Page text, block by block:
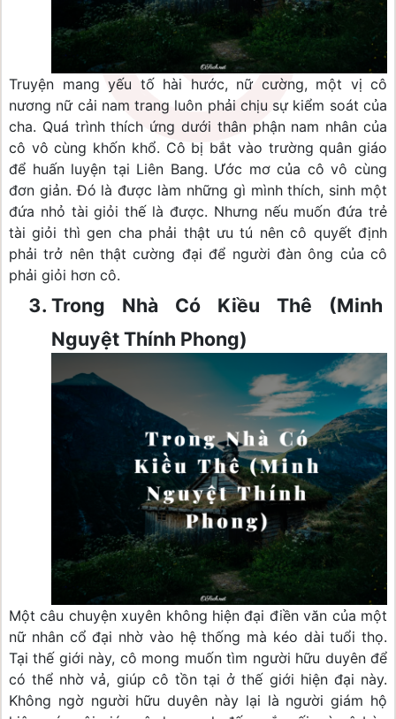
Truyện mang yếu tố hài hước, nữ cường, một vị cô
nương nữ cải nam trang luôn phải chịu sự kiểm soát của
cha. Quá trình thích ứng dưới thân phận nam nhân của
cô vô cùng khốn khổ. Cô bị bắt vào trường quân giáo
để huấn luyện tại Liên Bang. Ước mơ của cô vô cùng
đơn giản. Đó là được làm những gì mình thích, sinh một
đứa nhỏ tài giỏi thế là được. Nhưng nếu muốn đứa trẻ
tài giỏi thì gen cha phải thật ưu tú nên cô quyết định
phải trở nên thật cường đại để người đàn ông của cô
phải giỏi hơn cô.
Trong Nhà Có Kiều Thê (Minh
Nguyệt Thính Phong)
Một câu chuyện xuyên không hiện đại điền văn của một
nữ nhân cổ đại nhờ vào hệ thống mà kéo dài tuổi thọ.
Tại thế giới này, cô mong muốn tìm người hữu duyên để
có thể nhờ vả, giúp cô tồn tại ở thế giới hiện đại này.
Không ngờ người hữu duyên này lại là người giám hộ